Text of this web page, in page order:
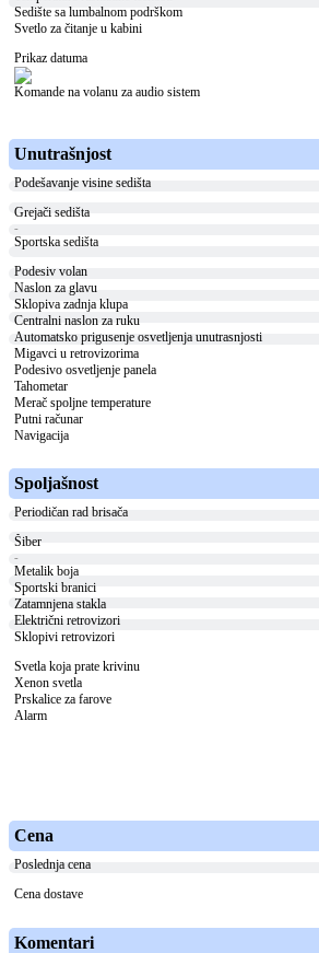
Sedište sa lumbalnom podrškom
Svetlo za čitanje u kabini
Prikaz datuma
Komande na volanu za audio sistem
Unutrašnjost
Podešavanje visine sedišta
Grejači sedišta
-
Sportska sedišta
Podesiv volan
Naslon za glavu
Sklopiva zadnja klupa
Centralni naslon za ruku
Automatsko prigusenje osvetljenja unutrasnjosti
Migavci u retrovizorima
Podesivo osvetljenje panela
Tahometar
Merač spoljne temperature
Putni računar
Navigacija
Spoljašnost
Periodičan rad brisača
Šiber
-
Metalik boja
Sportski branici
Zatamnjena stakla
Električni retrovizori
Sklopivi retrovizori
Svetla koja prate krivinu
Xenon svetla
Prskalice za farove
Alarm
Cena
Poslednja cena
Cena dostave
Komentari